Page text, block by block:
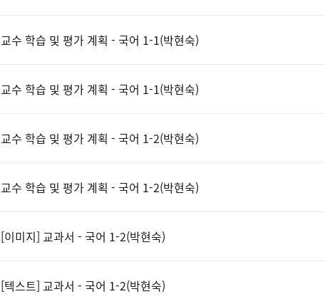
교수 학습 및 평가 계획 - 국어 1-1(박현숙)
교수 학습 및 평가 계획 - 국어 1-1(박현숙)
교수 학습 및 평가 계획 - 국어 1-2(박현숙)
교수 학습 및 평가 계획 - 국어 1-2(박현숙)
[이미지] 교과서 - 국어 1-2(박현숙)
[텍스트] 교과서 - 국어 1-2(박현숙)